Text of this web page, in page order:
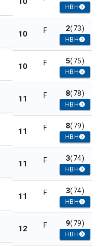
HBH
10 F 2(73)
HBH
10 F 5(75)
HBH
11 F 8(78)
HBH
11 F 8(79)
HBH
11 F 3(74)
HBH
11 F 3(74)
HBH
12 F 9(79)
HBH